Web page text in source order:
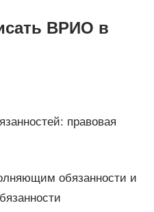
ВРИО в
правовая
обязанности и